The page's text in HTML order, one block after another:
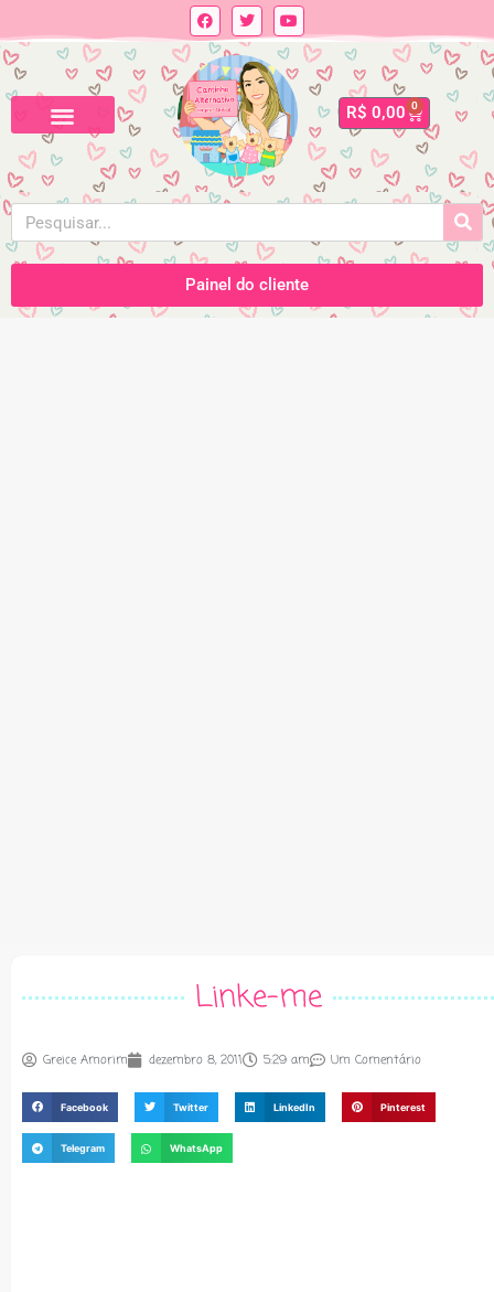
R$ 0,00 0
Painel do cliente
Linke-me
Greice Amorim dezembro 8, 2011 5:29 am Um Comentário
Facebook Twitter LinkedIn Pinterest
Telegram WhatsApp